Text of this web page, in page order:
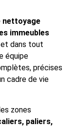
nettoyage
immeubles
et dans tout
équipe
précises
cadre de vie
zones
paliers,